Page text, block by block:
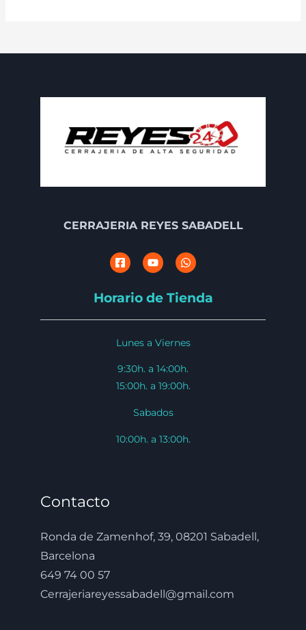
CERRAJERIA REYES SABADELL
Horario de Tienda
Lunes a Viernes
9:30h. a 14:00h.
15:00h. a 19:00h.
Sabados
10:00h. a 13:00h.
Contacto
Ronda de Zamenhof, 39, 08201 Sabadell,
Barcelona
649 74 00 57
Cerrajeriareyessabadell@gmail.com